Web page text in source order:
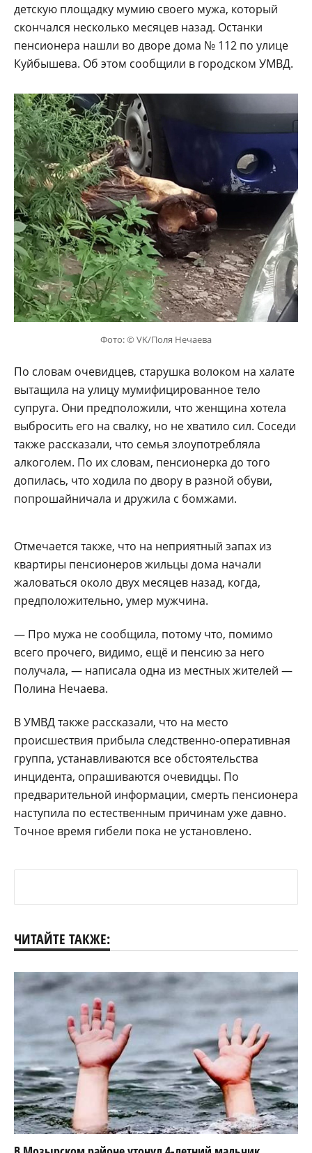
детскую площадку мумию своего мужа, который
скончался несколько месяцев назад. Останки
пенсионера нашли во дворе дома № 112 по улице
Куйбышева. Об этом сообщили в городском УМВД.
Фото: © VK/Поля Нечаева
По словам очевидцев, старушка волоком на халате
вытащила на улицу мумифицированное тело
супруга. Они предположили, что женщина хотела
выбросить его на свалку, но не хватило сил. Соседи
также рассказали, что семья злоупотребляла
алкоголем. По их словам, пенсионерка до того
допилась, что ходила по двору в разной обуви,
попрошайничала и дружила с бомжами.
Отмечается также, что на неприятный запах из
квартиры пенсионеров жильцы дома начали
жаловаться около двух месяцев назад, когда,
предположительно, умер мужчина.
— Про мужа не сообщила, потому что, помимо
всего прочего, видимо, ещё и пенсию за него
получала, — написала одна из местных жителей —
Полина Нечаева.
В УМВД также рассказали, что на место
происшествия прибыла следственно-оперативная
группа, устанавливаются все обстоятельства
инцидента, опрашиваются очевидцы. По
предварительной информации, смерть пенсионера
наступила по естественным причинам уже давно.
Точное время гибели пока не установлено.
ЧИТАЙТЕ ТАКЖЕ: